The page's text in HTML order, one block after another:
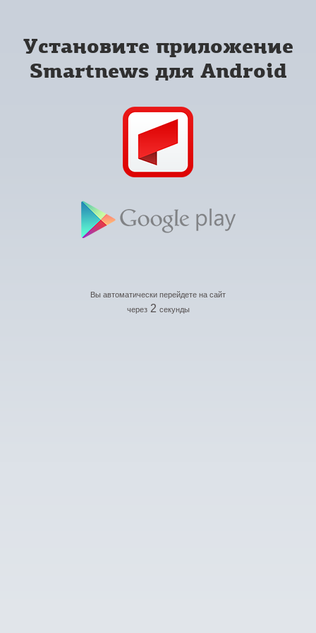
Установите приложение
Smartnews для Android
Вы автоматически перейдете на сайт
через 2 секунды